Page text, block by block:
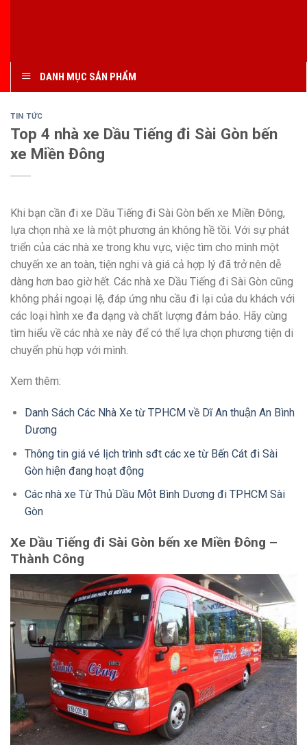
DANH MỤC SẢN PHẨM
TIN TỨC
Top 4 nhà xe Dầu Tiếng đi Sài Gòn bến
xe Miền Đông
Khi bạn cần đi xe Dầu Tiếng đi Sài Gòn bến xe Miền Đông,
lựa chọn nhà xe là một phương án không hề tồi. Với sự phát
triển của các nhà xe trong khu vực, việc tìm cho mình một
chuyến xe an toàn, tiện nghi và giá cả hợp lý đã trở nên dễ
dàng hơn bao giờ hết. Các nhà xe Dầu Tiếng đi Sài Gòn cũng
không phải ngoại lệ, đáp ứng nhu cầu đi lại của du khách với
các loại hình xe đa dạng và chất lượng đảm bảo. Hãy cùng
tìm hiểu về các nhà xe này để có thể lựa chọn phương tiện di
chuyển phù hợp với mình.
Xem thêm:
Danh Sách Các Nhà Xe từ TPHCM về Dĩ An thuận An Bình
Dương
Thông tin giá vé lịch trình sđt các xe từ Bến Cát đi Sài
Gòn hiện đang hoạt động
Các nhà xe Từ Thủ Dầu Một Bình Dương đi TPHCM Sài
Gòn
Xe Dầu Tiếng đi Sài Gòn bến xe Miền Đông –
Thành Công